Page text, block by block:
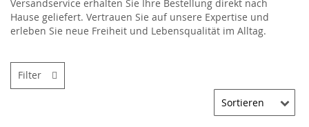
Versandservice erhalten Sie Ihre Bestellung direkt nach
Hause geliefert. Vertrauen Sie auf unsere Expertise und
erleben Sie neue Freiheit und Lebensqualität im Alltag.
Filter